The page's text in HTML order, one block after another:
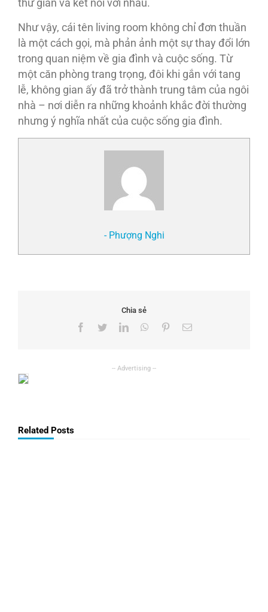
thư giãn và kết nối với nhau.
Như vậy, cái tên living room không chỉ đơn thuần
là một cách gọi, mà phản ảnh một sự thay đổi lớn
trong quan niệm về gia đình và cuộc sống. Từ
một căn phòng trang trọng, đôi khi gắn với tang
lễ, không gian ấy đã trở thành trung tâm của ngôi
nhà – nơi diễn ra những khoảnh khắc đời thường
nhưng ý nghĩa nhất của cuộc sống gia đình.
- Phượng Nghi
Chia sẻ
Facebook
TwitterLinkedInWhatsApp
PinterestEmail
Related Posts